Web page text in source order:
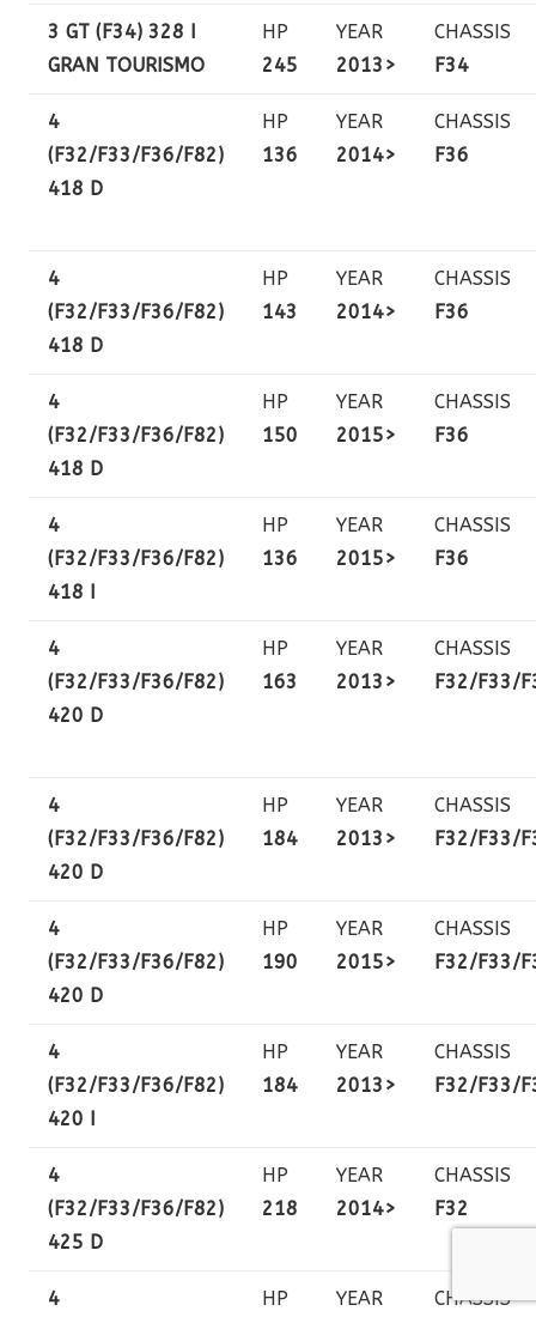
3 GT (F34) 328 I
GRAN TOURISMO
HP
245
YEAR
2013>
CHASSIS
F34
4
(F32/F33/F36/F82)
418 D
HP
136
YEAR
2014>
CHASSIS
F36
4
(F32/F33/F36/F82)
418 D
HP
143
YEAR
2014>
CHASSIS
F36
4
(F32/F33/F36/F82)
418 D
HP
150
YEAR
2015>
CHASSIS
F36
4
(F32/F33/F36/F82)
418 I
HP
136
YEAR
2015>
CHASSIS
F36
4
(F32/F33/F36/F82)
420 D
HP
163
YEAR
2013>
CHASSIS
F32/F33/
4
(F32/F33/F36/F82)
420 D
HP
184
YEAR
2013>
CHASSIS
F32/F33/
4
(F32/F33/F36/F82)
420 D
HP
190
YEAR
2015>
CHASSIS
F32/F33/
4
(F32/F33/F36/F82)
420 I
HP
184
YEAR
2013>
CHASSIS
F32/F33/
4
(F32/F33/F36/F82)
425 D
HP
218
YEAR
2014>
CHASSIS
F32
4 HP YEAR CHASSIS